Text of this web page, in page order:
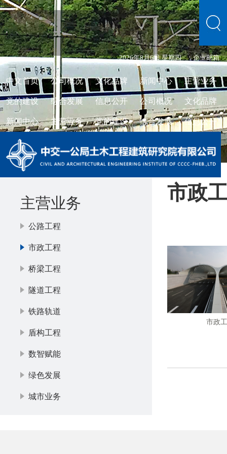
2026年8月6日 星期四 企业邮箱
中文首页 公司概况 文化品牌 新闻中心 主营业务
党的建设 综合发展 信息公开 公司概况 文化品牌
新闻中心 主营业务 党的建设 综合发展 信息公开
主营业务
公路工程
市政工程
桥梁工程
隧道工程
铁路轨道
盾构工程
数智赋能
绿色发展
城市业务
市政
市政